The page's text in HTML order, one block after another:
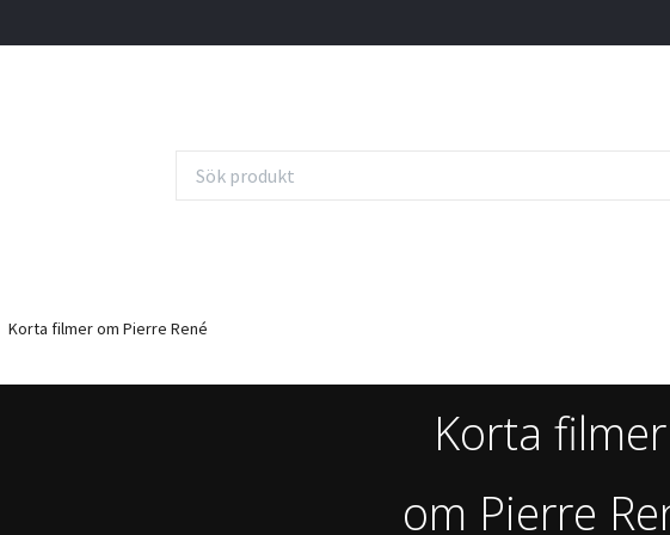
Korta filmer om Pierre René
Korta filmer
om Pierre